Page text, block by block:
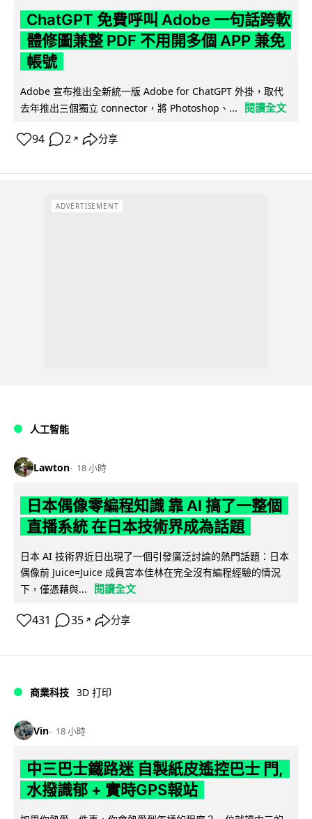
ChatGPT 免費呼叫 Adobe 一句話跨軟
體修圖兼整 PDF 不用開多個 APP 兼免
帳號
Adobe 宣布推出全新統一版 Adobe for ChatGPT 外掛，取代
去年推出三個獨立 connector，將 Photoshop、...
閱讀全文
94 2 ↗ 分享
ADVERTISEMENT
人工智能
Lawton 18 小時
日本偶像零編程知識 靠 AI 搞了一整個
直播系統 在日本技術界成為話題
日本 AI 技術界近日出現了一個引發廣泛討論的熱門話題：日本
偶像前 Juice=Juice 成員宮本佳林在完全沒有編程經驗的情況
下，僅憑藉與...
閱讀全文
431 35 ↗ 分享
商業科技 3D 打印
Vin 18 小時
中三巴士鐵路迷 自製紙皮遙控巴士 門,
水撥識郁 + 實時GPS報站